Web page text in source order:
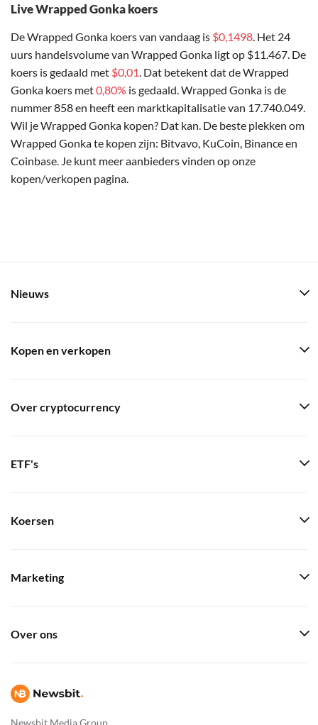
Live Wrapped Gonka koers
De Wrapped Gonka koers van vandaag is $0,1498 . Het 24
uurs handelsvolume van Wrapped Gonka ligt op $11.467. De
koers is gedaald met $0,01 . Dat betekent dat de Wrapped
Gonka koers met0,80% is gedaald. Wrapped Gonka is de
nummer 858 en heeft een marktkapitalisatie van 17.740.049.
Wil je Wrapped Gonka kopen? Dat kan. De beste plekken om
Wrapped Gonka te kopen zijn: Bitvavo, KuCoin, Binance en
Coinbase. Je kunt meer aanbieders vinden op onze
kopen/verkopen pagina.
Newsbit Media Group
Nieuws
Kopen en verkopen
Over cryptocurrency
ETF's
Koersen
Marketing
Over ons